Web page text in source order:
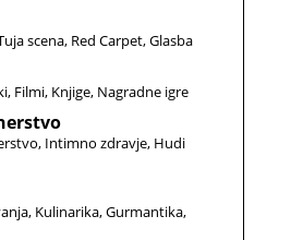
scena Red Carpet Glasba
Filmi Knjige Nagradne igre
Intimno zdravje Hudi
Kulinarika Gurmantika